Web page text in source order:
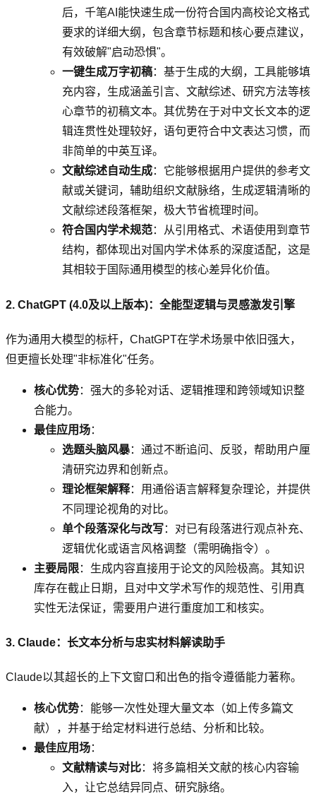
后，千笔AI能快速生成一份符合国内高校论文格式
要求的详细大纲，包含章节标题和核心要点建议，
有效破解"启动恐惧"。
一键生成万字初稿：基于生成的大纲，工具能够填
充内容，生成涵盖引言、文献综述、研究方法等核
心章节的初稿文本。其优势在于对中文长文本的逻
辑连贯性处理较好，语句更符合中文表达习惯，而
非简单的中英互译。
文献综述自动生成：它能够根据用户提供的参考文
献或关键词，辅助组织文献脉络，生成逻辑清晰的
文献综述段落框架，极大节省梳理时间。
符合国内学术规范：从引用格式、术语使用到章节
结构，都体现出对国内学术体系的深度适配，这是
其相较于国际通用模型的核心差异化价值。
2. ChatGPT (4.0及以上版本)：全能型逻辑与灵感激发引擎
作为通用大模型的标杆，ChatGPT在学术场景中依旧强大，
但更擅长处理"非标准化"任务。
核心优势：强大的多轮对话、逻辑推理和跨领域知识整
合能力。
最佳应用场：
选题头脑风暴：通过不断追问、反驳，帮助用户厘
清研究边界和创新点。
理论框架解释：用通俗语言解释复杂理论，并提供
不同理论视角的对比。
单个段落深化与改写：对已有段落进行观点补充、
逻辑优化或语言风格调整（需明确指令）。
主要局限：生成内容直接用于论文的风险极高。其知识
库存在截止日期，且对中文学术写作的规范性、引用真
实性无法保证，需要用户进行重度加工和核实。
3. Claude：长文本分析与忠实材料解读助手
Claude以其超长的上下文窗口和出色的指令遵循能力著称。
核心优势：能够一次性处理大量文本（如上传多篇文
献），并基于给定材料进行总结、分析和比较。
最佳应用场：
文献精读与对比：将多篇相关文献的核心内容输
入，让它总结异同点、研究脉络。